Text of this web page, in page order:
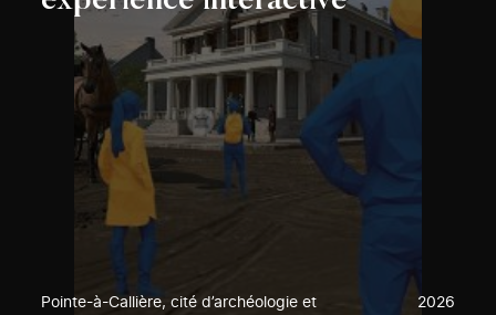
Pointe-à-Callière, cité d’archéologie et
2026